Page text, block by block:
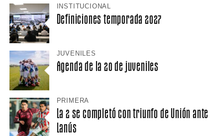
INSTITUCIONAL
Definiciones temporada 2027
JUVENILES
Agenda de la 20 de juveniles
PRIMERA
La 2 se completó con triunfo de Unión ante
Lanús